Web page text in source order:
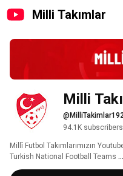
Milli Takımlar
Milli
94.1K subscribers
Millî Futbol Takımlarımızın
Turkish National Football Teams